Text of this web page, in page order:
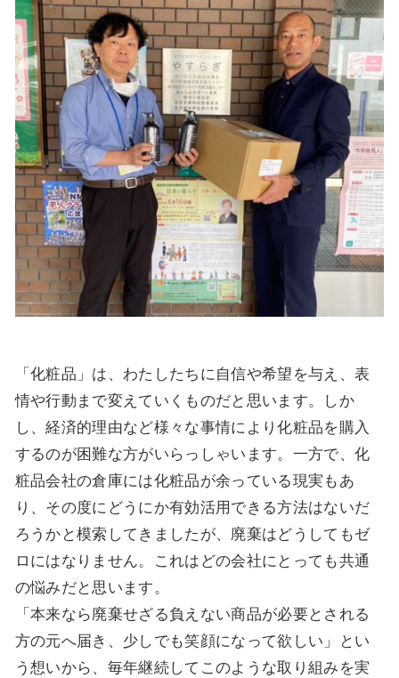
「化粧品」は、わたしたちに自信や希望を与え、表
情や行動まで変えていくものだと思います。しか
し、経済的理由など様々な事情により化粧品を購入
するのが困難な方がいらっしゃいます。一方で、化
粧品会社の倉庫には化粧品が余っている現実もあ
り、その度にどうにか有効活用できる方法はないだ
ろうかと模索してきましたが、廃棄はどうしてもゼ
ロにはなりません。これはどの会社にとっても共通
の悩みだと思います。
「本来なら廃棄せざる負えない商品が必要とされる
方の元へ届き、少しでも笑顔になって欲しい」とい
う想いから、毎年継続してこのような取り組みを実